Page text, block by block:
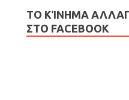
ΤΟ ΚΊΝΗΜΑ
ΣΤΟ FACEBOOK